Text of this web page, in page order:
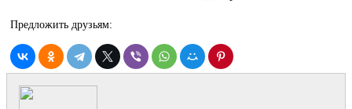
Предложить друзьям: